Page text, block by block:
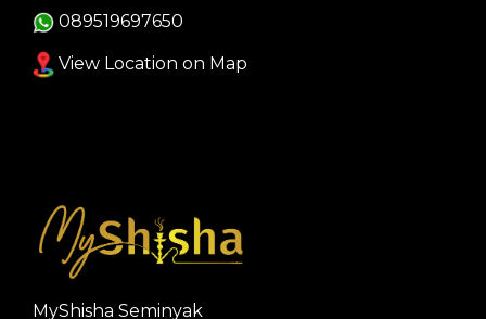
089519697650
View Location on Map
MyShisha Seminyak